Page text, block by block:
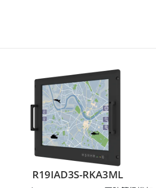
R19IAD3S-RKA3ML